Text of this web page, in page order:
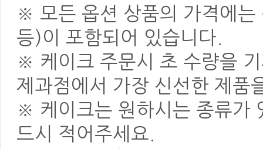
※ 모든 옵션 상품의 가격에는
등)이 포함되어 있습니다.
※ 케이크 주문시 초 수량을
제과점에서 가장 신선한 제품
※ 케이크는 원하시는 종류가
드시 적어주세요.